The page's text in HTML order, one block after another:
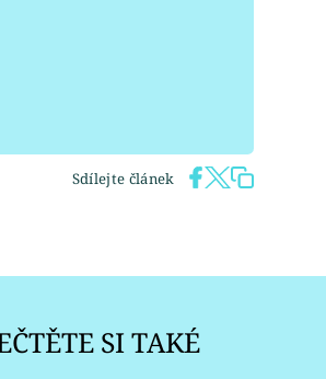
Sdílejte článek
SI TAKÉ